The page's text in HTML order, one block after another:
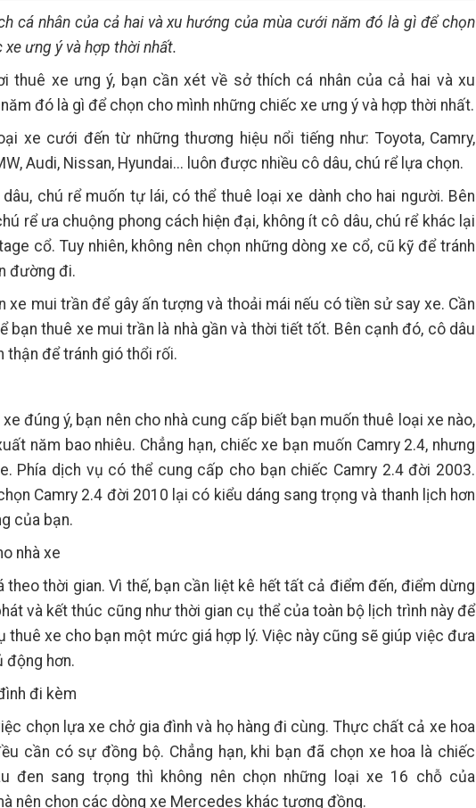
cá nhân của cả hai và xu hướng của mùa cưới năm đó là gì để chọn
ưng ý và hợp thời nhất.
thuê xe ưng ý, bạn cần xét về sở thích cá nhân của cả hai và xu
đó là gì để chọn cho mình những chiếc xe ưng ý và hợp thời nhất.
xe cưới đến từ những thương hiệu nổi tiếng như: Toyota, Camry,
Audi, Nissan, Hyundai... luôn được nhiều cô dâu, chú rể lựa chọn.
chú rể muốn tự lái, có thể thuê loại xe dành cho hai người. Bên
rể ưa chuộng phong cách hiện đại, không ít cô dâu, chú rể khác lại
cổ. Tuy nhiên, không nên chọn những dòng xe cổ, cũ kỹ để tránh
đường đi.
xe mui trần để gây ấn tượng và thoải mái nếu có tiền sử say xe. Cần
bạn thuê xe mui trần là nhà gần và thời tiết tốt. Bên cạnh đó, cô dâu
để tránh gió thổi rối.
đúng ý, bạn nên cho nhà cung cấp biết bạn muốn thuê loại xe nào,
năm bao nhiêu. Chẳng hạn, chiếc xe bạn muốn Camry 2.4, nhưng
Phía dịch vụ có thể cung cấp cho bạn chiếc Camry 2.4 đời 2003.
Camry 2.4 đời 2010 lại có kiểu dáng sang trọng và thanh lịch hơn
của bạn.
nhà xe
thời gian. Vì thế, bạn cần liệt kê hết tất cả điểm đến, điểm dừng
và kết thúc cũng như thời gian cụ thể của toàn bộ lịch trình này để
thuê xe cho bạn một mức giá hợp lý. Việc này cũng sẽ giúp việc đưa
động hơn.
đi kèm
chọn lựa xe chở gia đình và họ hàng đi cùng. Thực chất cả xe hoa
cần có sự đồng bộ. Chẳng hạn, khi bạn đã chọn xe hoa là chiếc
đen sang trọng thì không nên chọn những loại xe 16 chỗ của
nên chọn các dòng xe Mercedes khác tương đồng.